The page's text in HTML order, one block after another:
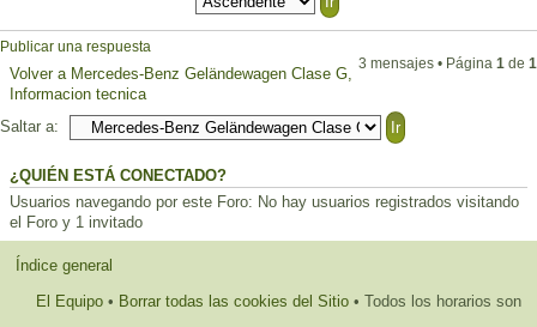
Publicar una respuesta
3 mensajes • Página 1 de 1
Volver a Mercedes-Benz Geländewagen Clase G,
Informacion tecnica
Saltar a:
¿QUIÉN ESTÁ CONECTADO?
Usuarios navegando por este Foro: No hay usuarios registrados visitando
el Foro y 1 invitado
Índice general
El Equipo • Borrar todas las cookies del Sitio • Todos los horarios son